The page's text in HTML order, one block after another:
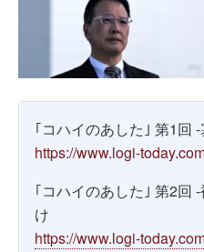
｢コハイのあした｣ 第1回
https://www.logi-
｢コハイのあした｣ 第2回
け
https://www.logi-